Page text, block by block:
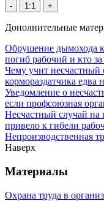
- 1:1 +
Дополнительные
Обрушение дымохода
погиб рабочий и кто за
Чему учит несчастный
кормораздатчика едва
Уведомление о
если профсоюзная
Несчастный случай на
привело к гибели
Непроизводственная
Наверх
Материалы
Охрана труда в